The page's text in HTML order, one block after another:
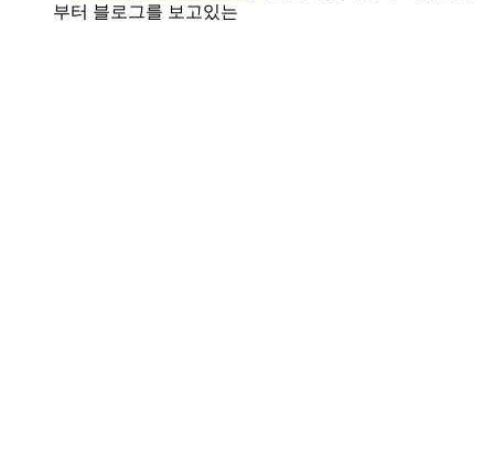
부터 블로그를 보고있는